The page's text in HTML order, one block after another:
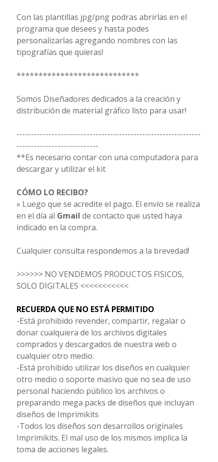
Con las plantillas jpg/png podras abrirlas en el
programa que desees y hasta podes
personalizarlas agregando nombres con las
tipografías que quieras!
****************************
Somos Diseñadores dedicados a la creación y
distribución de material gráfico listo para usar!
---------------------------------------------------------------
----------------------------
**Es necesario contar con una computadora para
descargar y utilizar el kit
CÓMO LO RECIBO?
» Luego que se acredite el pago. El envío se realiza
en el día al Gmail de contacto que usted haya
indicado en la compra.
Cualquier consulta respondemos a la brevedad!
>>>>>> NO VENDEMOS PRODUCTOS FISICOS,
SOLO DIGITALES <<<<<<<<<<<
RECUERDA QUE NO ESTÁ PERMITIDO
-Está prohibido revender, compartir, regalar o
donar cualquiera de los archivos digitales
comprados y descargados de nuestra web o
cualquier otro medio.
-Está prohibido utilizar los diseños en cualquier
otro medio o soporte masivo que no sea de uso
personal haciendo público los archivos o
preparando mega packs de diseños que incluyan
diseños de Imprimikits
-Todos los diseños son desarrollos originales
Imprimikits. El mal uso de los mismos implica la
toma de acciones legales.